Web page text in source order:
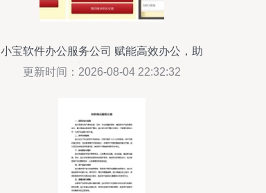
小宝软件办公服务公司 赋能高效办公，助
力企业发展
更新时间：2026-08-04 22:32:32